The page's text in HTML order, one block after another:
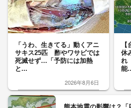
「うわ、生きてる」動くアニ
サキス25匹 酢やワサビでは
死滅せず…「予防には加熱
と...
2026年8月6日
休
れ
能